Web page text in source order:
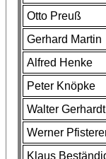
Otto Preuß
Gerhard Martin
Alfred Henke
Peter Knöpke
Walter Gerhardt
Werner
Klaus